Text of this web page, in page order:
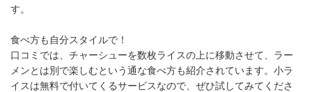
す。
食べ方も自分スタイルで！
口コミでは、チャーシューを数枚ライスの上に移動させて、ラー
メンとは別で楽しむという通な食べ方も紹介されています。小ラ
イスは無料で付いてくるサービスなので、ぜひ試してみてくださ